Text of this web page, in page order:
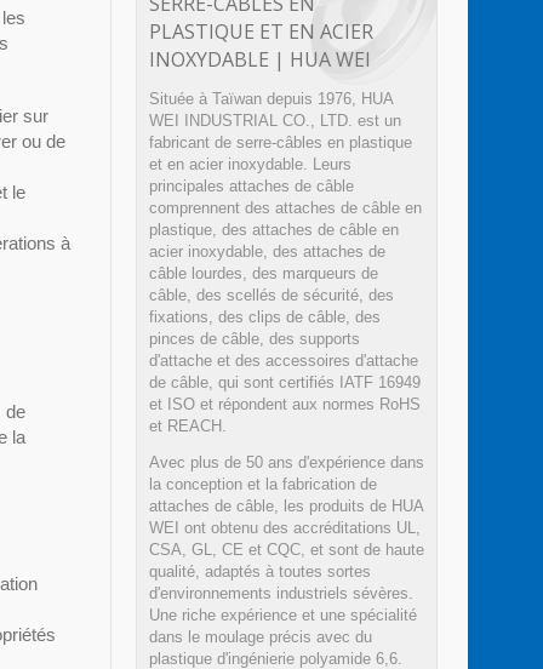
sur
ou de
le
à
de
la
PLASTIQUE ET EN ACIER
INOXYDABLE | HUA WEI
Située à Taïwan depuis 1976, HUA
WEI INDUSTRIAL CO., LTD. est un
fabricant de serre-câbles en plastique
et en acier inoxydable. Leurs
principales attaches de câble
comprennent des attaches de câble en
plastique, des attaches de câble en
acier inoxydable, des attaches de
câble lourdes, des marqueurs de
câble, des scellés de sécurité, des
fixations, des clips de câble, des
pinces de câble, des supports
d'attache et des accessoires d'attache
de câble, qui sont certifiés IATF 16949
et ISO et répondent aux normes RoHS
et REACH.
Avec plus de 50 ans d'expérience dans
la conception et la fabrication de
attaches de câble, les produits de HUA
WEI ont obtenu des accréditations UL,
CSA, GL, CE et CQC, et sont de haute
qualité, adaptés à toutes sortes
d'environnements industriels sévères.
Une riche expérience et une spécialité
dans le moulage précis avec du
plastique d'ingénierie polyamide 6,6.